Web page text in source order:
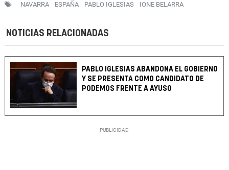
NAVARRA ESPAÑA PABLO IGLESIAS IONE BELARRA
NOTICIAS RELACIONADAS
PABLO IGLESIAS ABANDONA EL GOBIERNO
Y SE PRESENTA COMO CANDIDATO DE
PODEMOS FRENTE A AYUSO